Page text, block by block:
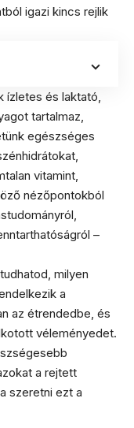
igazi kincs rejlik
ízletes és laktató,
tartalmaz,
egészséges
vitamint,
nézőpontokból
–
milyen
a
az étrendedbe, és
véleményedet.
a rejtett
szeretni ezt a